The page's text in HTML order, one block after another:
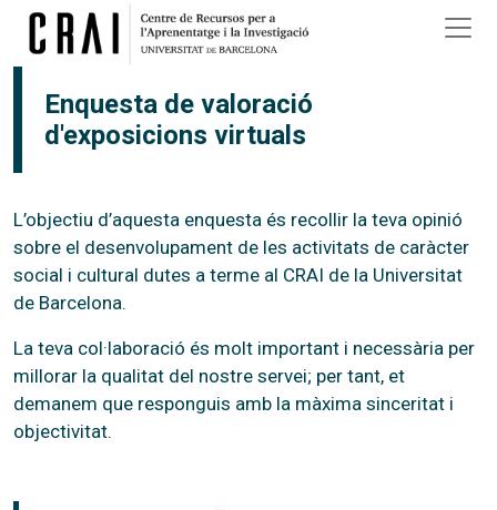
Vés al contingut
Enquesta de valoració
d'exposicions virtuals
L’objectiu d’aquesta enquesta és recollir la teva opinió
sobre el desenvolupament de les activitats de caràcter
social i cultural dutes a terme al CRAI de la Universitat
de Barcelona.
La teva col·laboració és molt important i necessària per
millorar la qualitat del nostre servei; per tant, et
demanem que responguis amb la màxima sinceritat i
objectivitat.